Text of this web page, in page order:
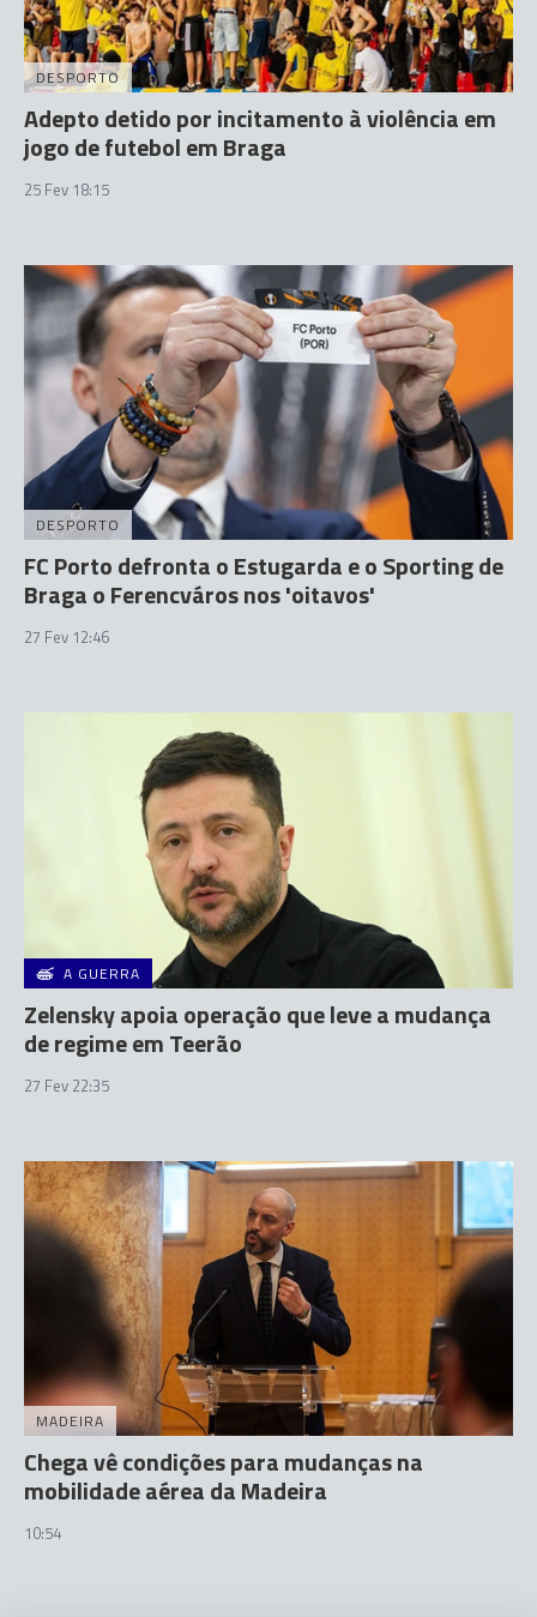
DESPORTO
Adepto detido por incitamento à violência em
jogo de futebol em Braga
25 Fev 18:15
DESPORTO
FC Porto defronta o Estugarda e o Sporting de
Braga o Ferencváros nos 'oitavos'
27 Fev 12:46
A GUERRA
Zelensky apoia operação que leve a mudança
de regime em Teerão
27 Fev 22:35
MADEIRA
Chega vê condições para mudanças na
mobilidade aérea da Madeira
10:54